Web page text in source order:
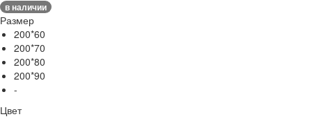
в наличии
Размер
200*60
200*70
200*80
200*90
-
Цвет